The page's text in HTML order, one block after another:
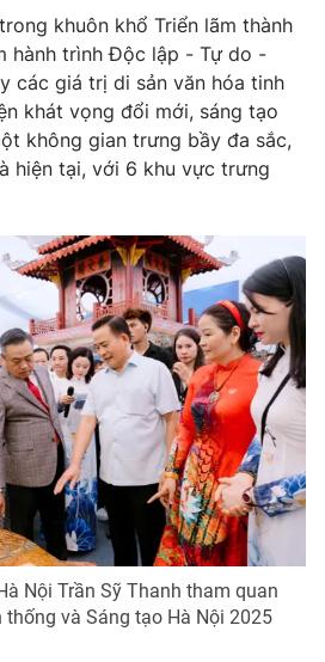
lai
Podcast
Infographic
Shorts video
VTV Thể thao
Bất động sản
Tấm lòng Việt
khuôn khổ Triển lãm thành
hành trình Độc lập - Tự do -
các giá trị di sản văn hóa tinh
khát vọng đổi mới, sáng tạo
không gian trưng bầy đa sắc,
hiện tại, với 6 khu vực trưng
Nội Trần Sỹ Thanh tham quan
thống và Sáng tạo Hà Nội 2025